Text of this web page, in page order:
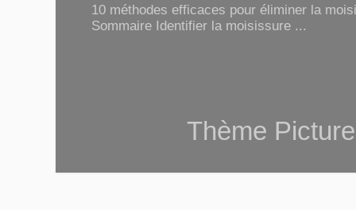
10 méthodes efficaces pour éliminer la
Sommaire Identifier la moisissure ...
Thème